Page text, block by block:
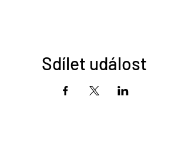
Sdílet událost